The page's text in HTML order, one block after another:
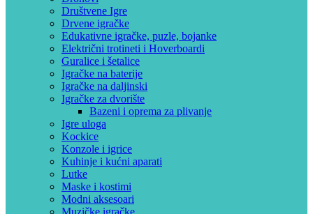
Društvene Igre
Drvene igračke
Edukativne igračke, puzle, bojanke
Električni trotineti i Hoverboardi
Guralice i šetalice
Igračke na baterije
Igračke na daljinski
‎Igračke za dvorište
Bazeni i oprema za plivanje
Igre uloga
Kockice
Konzole i igrice
Kuhinje i kućni aparati
Lutke
Maske i kostimi
Modni aksesoari
Muzičke igračke